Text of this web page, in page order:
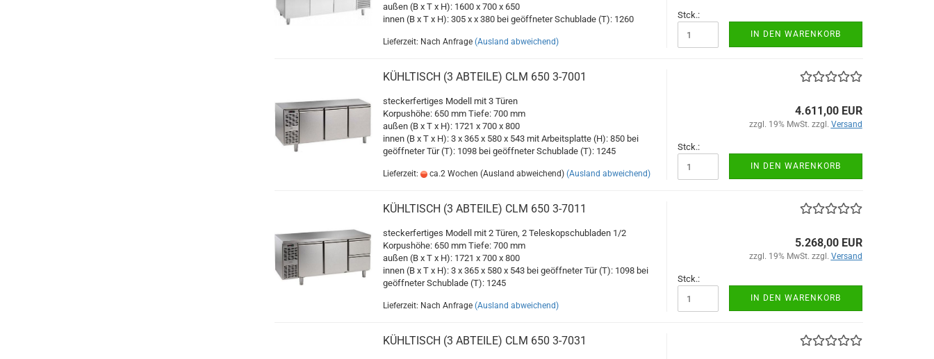
außen (B x T x H): 1600 x 700 x 650
innen (B x T x H): 305 x x 380 bei geöffneter Schublade (T): 1260
Lieferzeit: Nach Anfrage (Ausland abweichend)
Stck.:
IN DEN WARENKORB
KÜHLTISCH (3 ABTEILE) CLM 650 3-7001
steckerfertiges Modell mit 3 Türen
Korpushöhe: 650 mm Tiefe: 700 mm
außen (B x T x H): 1721 x 700 x 800
innen (B x T x H): 3 x 365 x 580 x 543 mit Arbeitsplatte (H): 850 bei
geöffneter Tür (T): 1098 bei geöffneter Schublade (T): 1245
Lieferzeit: ca.2 Wochen (Ausland abweichend) (Ausland abweichend)
4.611,00 EUR
zzgl. 19% MwSt. zzgl. Versand
Stck.:
IN DEN WARENKORB
KÜHLTISCH (3 ABTEILE) CLM 650 3-7011
steckerfertiges Modell mit 2 Türen, 2 Teleskopschubladen 1/2
Korpushöhe: 650 mm Tiefe: 700 mm
außen (B x T x H): 1721 x 700 x 800
innen (B x T x H): 3 x 365 x 580 x 543 bei geöffneter Tür (T): 1098 bei
geöffneter Schublade (T): 1245
Lieferzeit: Nach Anfrage (Ausland abweichend)
5.268,00 EUR
zzgl. 19% MwSt. zzgl. Versand
Stck.:
IN DEN WARENKORB
KÜHLTISCH (3 ABTEILE) CLM 650 3-7031